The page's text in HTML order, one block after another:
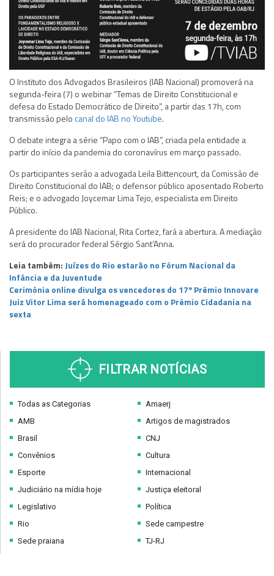
O Instituto dos Advogados Brasileiros (IAB Nacional) promoverá na
segunda-feira (7) o webinar “Temas de Direito Constitucional e
defesa do Estado Democrático de Direito”, a partir das 17h, com
transmissão pelocanal do IAB no Youtube.
O debate integra a série “Papo com o IAB”, criada pela entidade a
partir do início da pandemia do coronavírus em março passado.
Os participantes serão a advogada Leila Bittencourt, da Comissão de
Direito Constitucional do IAB; o defensor público aposentado Roberto
Reis; e o advogado Joycemar Lima Tejo, especialista em Direito
Público.
A presidente do IAB Nacional, Rita Cortez, fará a abertura. A mediação
será do procurador federal Sérgio Sant’Anna.
Leia também: Juízes do Rio estarão no Fórum Nacional da
Infância e da Juventude
Cerimônia online divulga os vencedores do 17º Prêmio Innovare
Juiz Vitor Lima será homenageado com o Prêmio Cidadania na
sexta
FILTRAR NOTÍCIAS
Todas as Categorias
AMB
Brasil
Convênios
Esporte
Judiciário na mídia hoje
Legislativo
Rio
Sede praiana
Amaerj
Artigos de magistrados
CNJ
Cultura
Internacional
Justiça eleitoral
Política
Sede campestre
TJ-RJ